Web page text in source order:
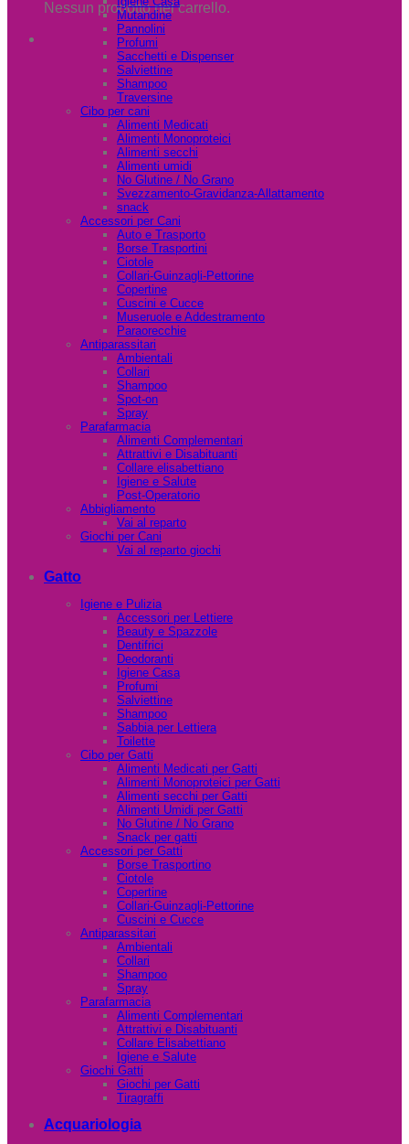
Nessun prodotto nel carrello.
Mutandine
Pannolini
Profumi
Sacchetti e Dispenser
Salviettine
Shampoo
Traversine
Cibo per cani
Alimenti Medicati
Alimenti Monoproteici
Alimenti secchi
Alimenti umidi
No Glutine / No Grano
Svezzamento-Gravidanza-Allattamento
snack
Accessori per Cani
Auto e Trasporto
Borse Trasportini
Ciotole
Collari-Guinzagli-Pettorine
Copertine
Cuscini e Cucce
Museruole e Addestramento
Paraorecchie
Antiparassitari
Ambientali
Collari
Shampoo
Spot-on
Spray
Parafarmacia
Alimenti Complementari
Attrattivi e Disabituanti
Collare elisabettiano
Igiene e Salute
Post-Operatorio
Abbigliamento
Vai al reparto
Giochi per Cani
Vai al reparto giochi
Gatto
Igiene e Pulizia
Accessori per Lettiere
Beauty e Spazzole
Dentifrici
Deodoranti
Igiene Casa
Profumi
Salviettine
Shampoo
Sabbia per Lettiera
Toilette
Cibo per Gatti
Alimenti Medicati per Gatti
Alimenti Monoproteici per Gatti
Alimenti secchi per Gatti
Alimenti Umidi per Gatti
No Glutine / No Grano
Snack per gatti
Accessori per Gatti
Borse Trasportino
Ciotole
Copertine
Collari-Guinzagli-Pettorine
Cuscini e Cucce
Antiparassitari
Ambientali
Collari
Shampoo
Spray
Parafarmacia
Alimenti Complementari
Attrattivi e Disabituanti
Collare Elisabettiano
Igiene e Salute
Giochi Gatti
Giochi per Gatti
Tiragraffi
Acquariologia